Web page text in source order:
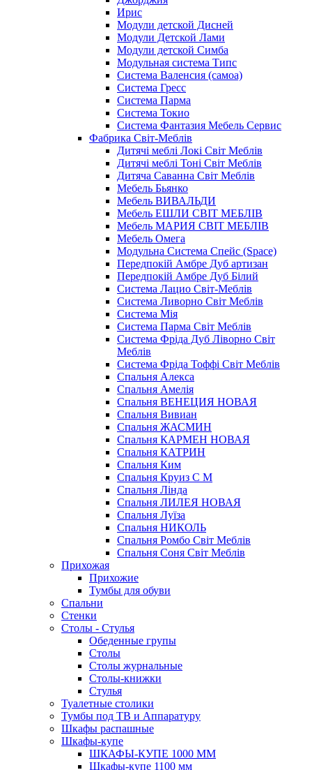
Ирис
Модули детской Дисней
Модули Детской Лами
Модули детской Симба
Модульная система Типс
Система Валенсия (самоа)
Система Гресс
Система Парма
Система Токио
Система Фантазия Мебель Сервис
Фабрика Світ-Меблів
Дитячі меблі Локі Світ Меблів
Дитячі меблі Тоні Світ Меблів
Дитяча Саванна Світ Меблів
Мебель Бьянко
Мебель ВИВАЛЬДИ
Мебель ЕШЛИ СВІТ МЕБЛІВ
Мебель МАРИЯ СВІТ МЕБЛІВ
Мебель Омега
Модульна Cистема Спейс (Space)
Передпокій Амбре Дуб артизан
Передпокій Амбре Дуб Білий
Система Лацио Світ-Меблів
Система Ливорно Світ Меблів
Система Мія
Система Парма Свiт Меблiв
Система Фріда Дуб Ліворно Світ
Меблів
Система Фріда Тоффі Світ Меблів
Спальня Алекса
Спальня Амелія
Спальня ВЕНЕЦИЯ НОВАЯ
Спальня Вивиан
Спальня ЖАСМИН
Спальня КАРМЕН НОВАЯ
Спальня КАТРИН
Спальня Ким
Спальня Круиз С М
Спальня Лінда
Спальня ЛИЛЕЯ НОВАЯ
Спальня Луїза
Спальня НИКОЛЬ
Спальня Ромбо Світ Меблів
Спальня Соня Світ Меблів
Прихожая
Прихожие
Тумбы для обуви
Спальни
Стенки
Столы - Стулья
Обеденные групы
Столы
Столы журнальные
Столы-книжки
Стулья
Туалетные столики
Тумбы под ТВ и Аппаратуру
Шкафы распашные
Шкафы-купе
ШКАФЫ-КУПЕ 1000 ММ
Шкафы-купе 1100 мм